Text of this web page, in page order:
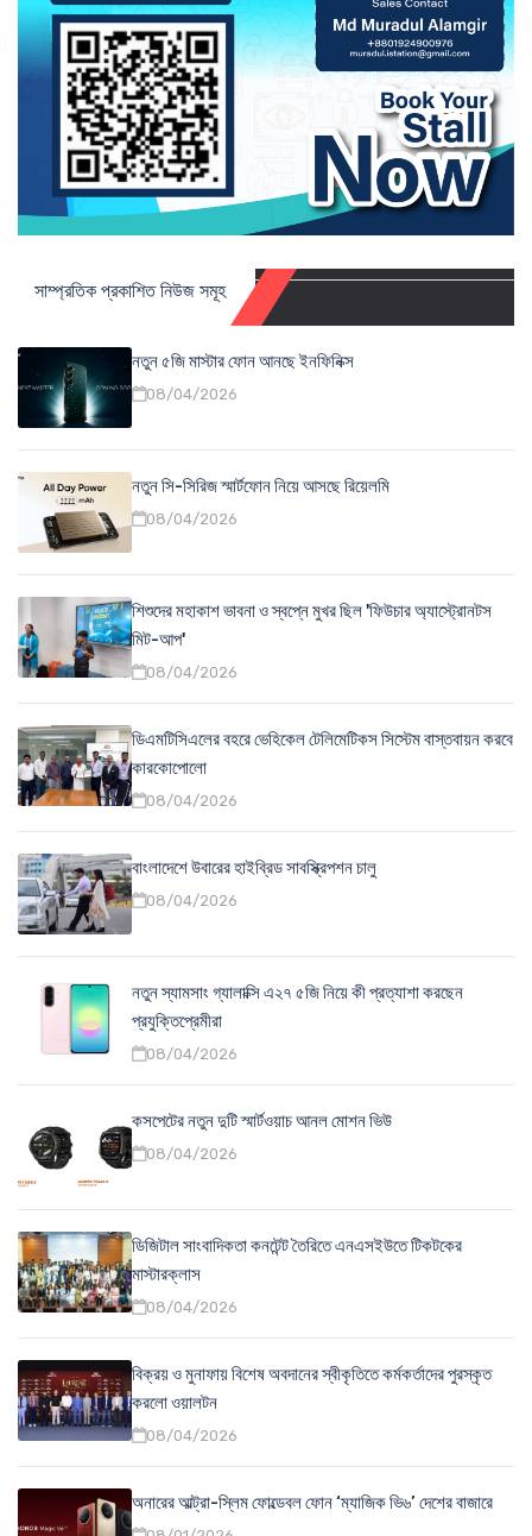
সাম্প্রতিক প্রকাশিত নিউজ সমূহ
নতুন ৫জি মাস্টার ফোন আনছে ইনফিনিক্স
08/04/2026
নতুন সি-সিরিজ স্মার্টফোন নিয়ে আসছে রিয়েলমি
08/04/2026
শিশুদের মহাকাশ ভাবনা ও স্বপ্নে মুখর ছিল 'ফিউচার অ্যাস্ট্রোনটস
মিট-আপ'
08/04/2026
ডিএমটিসিএলের বহরে ভেহিকেল টেলিমেটিকস সিস্টেম বাস্তবায়ন করবে
কারকোপোলো
08/04/2026
বাংলাদেশে উবারের হাইব্রিড সাবস্ক্রিপশন চালু
08/04/2026
নতুন স্যামসাং গ্যালাক্সি এ২৭ ৫জি নিয়ে কী প্রত্যাশা করছেন
প্রযুক্তিপ্রেমীরা
08/04/2026
কসপেটের নতুন দুটি স্মার্টওয়াচ আনল মোশন ভিউ
08/04/2026
ডিজিটাল সাংবাদিকতা কনটেন্ট তৈরিতে এনএসইউতে টিকটকের
মাস্টারক্লাস
08/04/2026
বিক্রয় ও মুনাফায় বিশেষ অবদানের স্বীকৃতিতে কর্মকর্তাদের পুরস্কৃত
করলো ওয়ালটন
08/04/2026
অনারের আল্ট্রা-স্লিম ফোল্ডেবল ফোন ‘ম্যাজিক ভি৬’ দেশের বাজারে